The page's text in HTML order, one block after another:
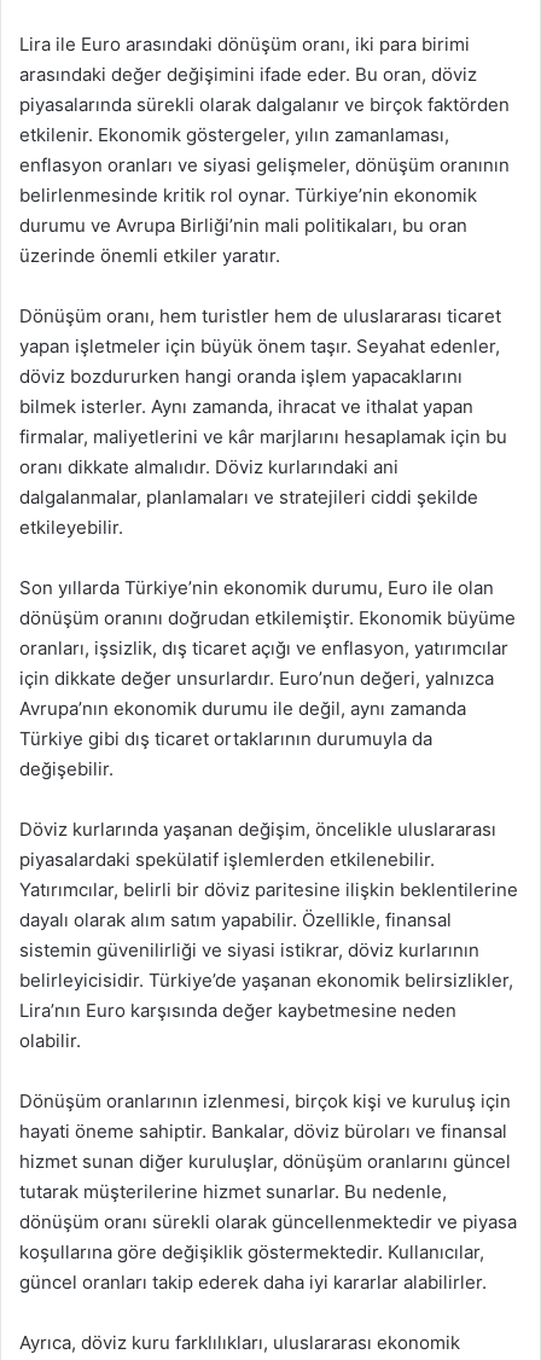
Lira ile Euro arasındaki dönüşüm oranı, iki para birimi
arasındaki değer değişimini ifade eder. Bu oran, döviz
piyasalarında sürekli olarak dalgalanır ve birçok faktörden
etkilenir. Ekonomik göstergeler, yılın zamanlaması,
enflasyon oranları ve siyasi gelişmeler, dönüşüm oranının
belirlenmesinde kritik rol oynar. Türkiye’nin ekonomik
durumu ve Avrupa Birliği’nin mali politikaları, bu oran
üzerinde önemli etkiler yaratır.
Dönüşüm oranı, hem turistler hem de uluslararası ticaret
yapan işletmeler için büyük önem taşır. Seyahat edenler,
döviz bozdururken hangi oranda işlem yapacaklarını
bilmek isterler. Aynı zamanda, ihracat ve ithalat yapan
firmalar, maliyetlerini ve kâr marjlarını hesaplamak için bu
oranı dikkate almalıdır. Döviz kurlarındaki ani
dalgalanmalar, planlamaları ve stratejileri ciddi şekilde
etkileyebilir.
Son yıllarda Türkiye’nin ekonomik durumu, Euro ile olan
dönüşüm oranını doğrudan etkilemiştir. Ekonomik büyüme
oranları, işsizlik, dış ticaret açığı ve enflasyon, yatırımcılar
için dikkate değer unsurlardır. Euro’nun değeri, yalnızca
Avrupa’nın ekonomik durumu ile değil, aynı zamanda
Türkiye gibi dış ticaret ortaklarının durumuyla da
değişebilir.
Döviz kurlarında yaşanan değişim, öncelikle uluslararası
piyasalardaki spekülatif işlemlerden etkilenebilir.
Yatırımcılar, belirli bir döviz paritesine ilişkin beklentilerine
dayalı olarak alım satım yapabilir. Özellikle, finansal
sistemin güvenilirliği ve siyasi istikrar, döviz kurlarının
belirleyicisidir. Türkiye’de yaşanan ekonomik belirsizlikler,
Lira’nın Euro karşısında değer kaybetmesine neden
olabilir.
Dönüşüm oranlarının izlenmesi, birçok kişi ve kuruluş için
hayati öneme sahiptir. Bankalar, döviz büroları ve finansal
hizmet sunan diğer kuruluşlar, dönüşüm oranlarını güncel
tutarak müşterilerine hizmet sunarlar. Bu nedenle,
dönüşüm oranı sürekli olarak güncellenmektedir ve piyasa
koşullarına göre değişiklik göstermektedir. Kullanıcılar,
güncel oranları takip ederek daha iyi kararlar alabilirler.
Ayrıca, döviz kuru farklılıkları, uluslararası ekonomik